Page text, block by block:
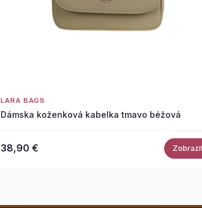
LARA BAGS
Dámska koženková kabelka tmavo béžová
38,90 €